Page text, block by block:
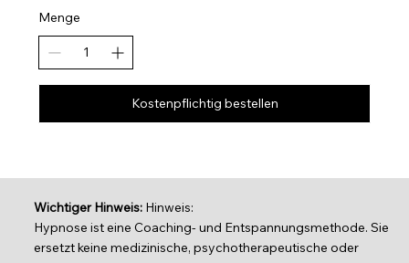
Menge
Kostenpflichtig bestellen
Wichtiger Hinweis: Hinweis:
Hypnose ist eine Coaching- und Entspannungsmethode. Sie
ersetzt keine medizinische, psychotherapeutische oder